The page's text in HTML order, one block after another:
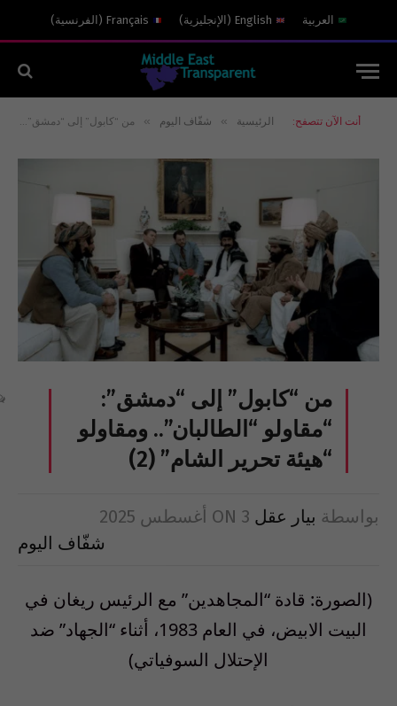
العربية English
( الإنجليزية)
Français
( الفرنسية)
أنت الآن تتصفح: الرئيسية » شفّاف اليوم » من “كابول” إلى “دمشق”: “مقاولو “الطالبان”.. ومقاولو “هيئة تحرير الشام” (2)
من “كابول” إلى “دمشق”:
“مقاولو “الطالبان”.. ومقاولو
“هيئة تحرير الشام” (2)
بواسطة بيار عقل ON 3 أغسطس 2025
شفّاف اليوم
(الصورة: قادة “المجاهدين” مع الرئيس ريغان في
البيت الابيض، في العام 1983، أثناء “الجهاد” ضد
الإحتلال السوفياتي)